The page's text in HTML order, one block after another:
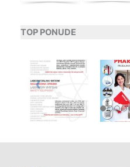
TOP PONUDE